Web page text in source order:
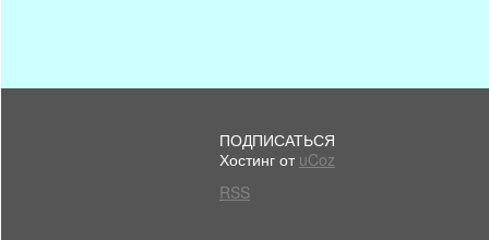
ПОДПИСАТЬСЯ
Хостинг от uCoz
RSS